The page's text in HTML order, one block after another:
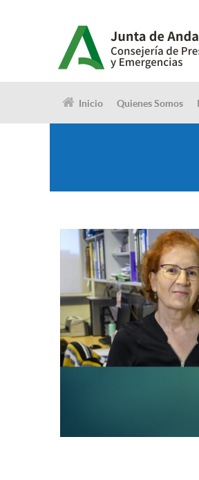
Inicio Quienes Somos